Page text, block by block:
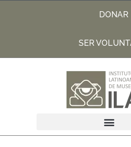
DONAR
SER